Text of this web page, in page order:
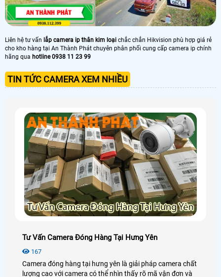
Liên hệ tư vấn lắp camera ip thân kim loại chắc chắn Hikvision phù hợp giá rẻ
cho kho hàng tại An Thành Phát chuyên phân phối cung cấp camera ip chính
hãng qua hotline 0938 11 23 99
TIN TỨC CAMERA XEM NHIỀU
Tư Vấn Camera Đóng Hàng Tại Hưng Yên
167
Camera đóng hàng tại hưng yên là giải pháp camera chất
lượng cao với camera có thể nhìn thấy rõ mã vận đơn và